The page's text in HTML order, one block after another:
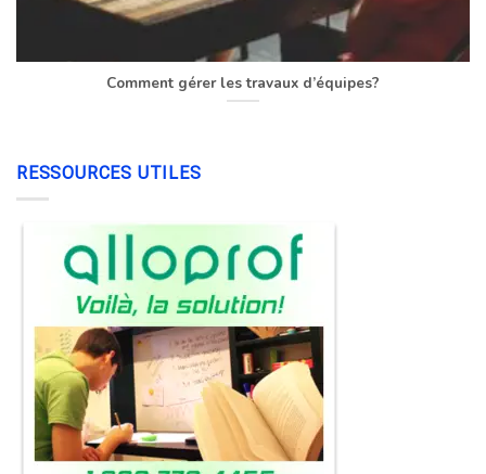
Comment gérer les travaux d’équipes?
RESSOURCES UTILES